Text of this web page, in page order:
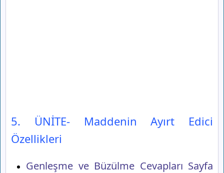
5. ÜNİTE- Maddenin Ayırt Edici
Özellikleri
Genleşme ve Büzülme Cevapları Sayfa